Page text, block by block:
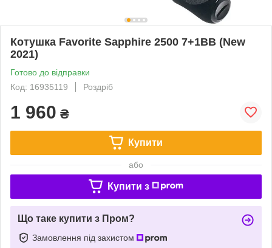
Котушка Favorite Sapphire 2500 7+1BB (New
2021)
Готово до відправки
Код: 16935119
Роздріб
1 960 ₴
Купити
або
Купити з
Що таке купити з Пром?
Замовлення під захистом